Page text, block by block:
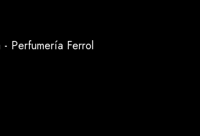
- Perfumería Ferrol